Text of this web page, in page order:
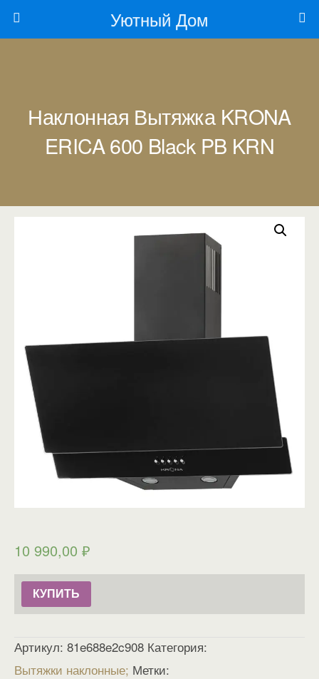
Уютный Дом
Наклонная Вытяжка KRONA
ERICA 600 Black PB KRN
10 990,00 ₽
КУПИТЬ
Артикул: 81e688e2c908 Категория:
Вытяжки наклонные Метки: